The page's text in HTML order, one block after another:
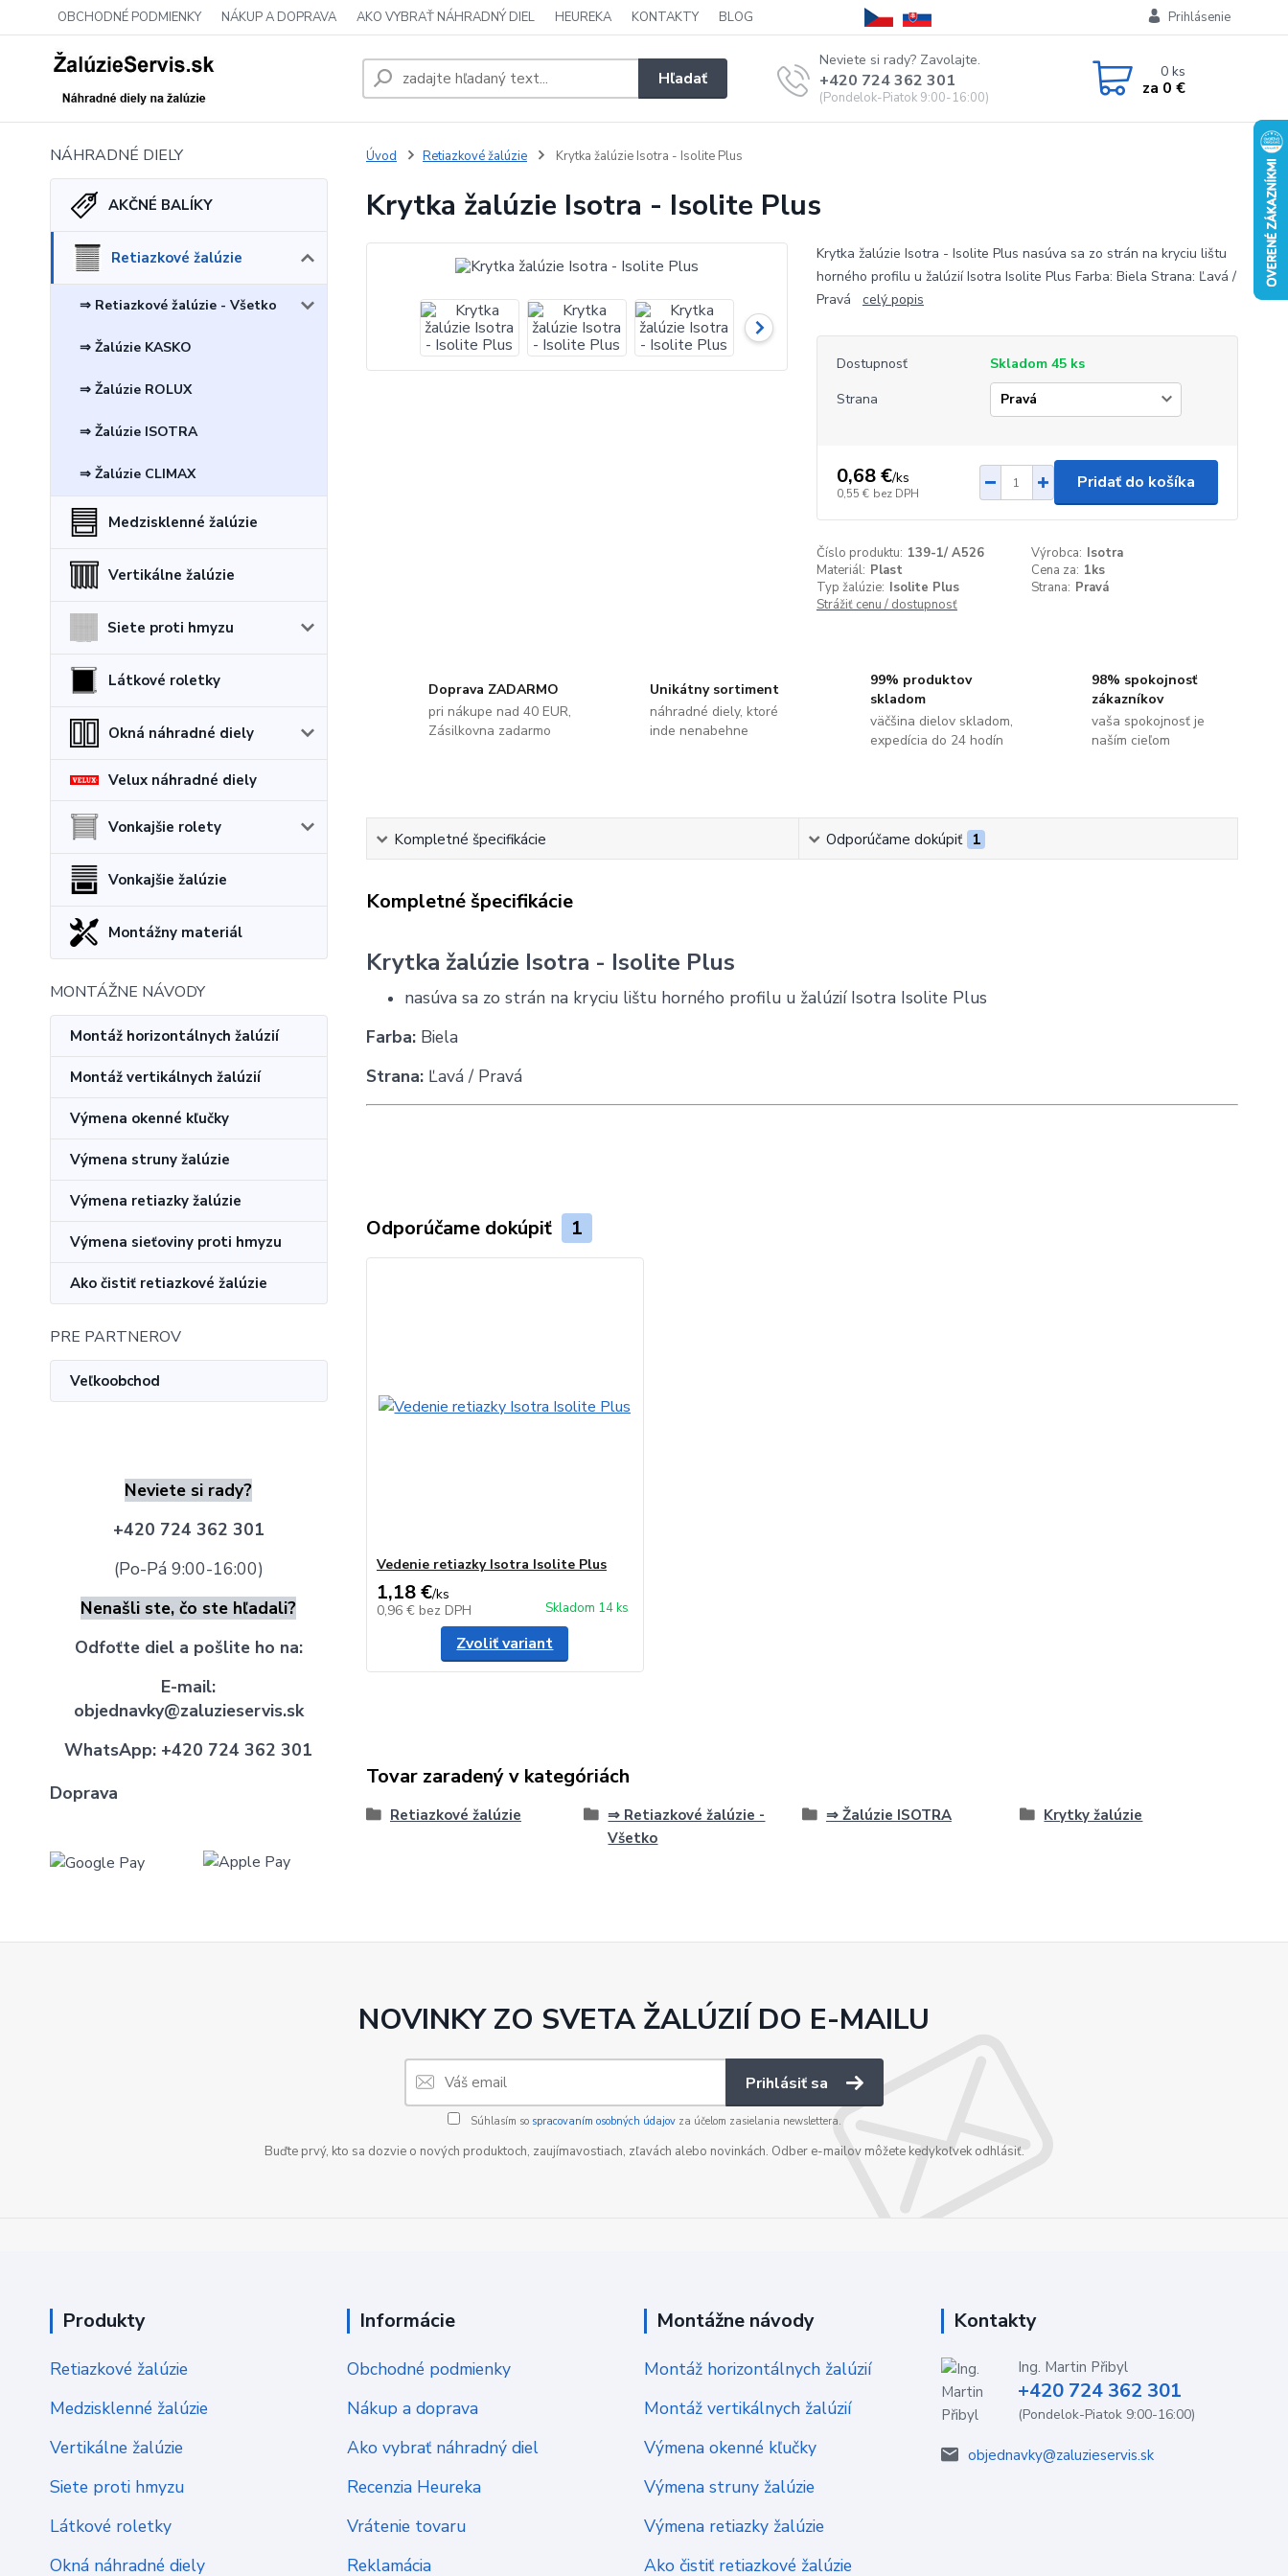
OBCHODNÉ PODMIENKY NÁKUP A DOPRAVA AKO VYBRAŤ NÁHRADNÝ DIEL HEUREKA KONTAKTY BLOG Prihlásenie
Hľadať
Neviete si rady? Zavolajte.
+420 724 362 301
(Pondelok-Piatok 9:00-16:00)
0ks
za 0 €
NÁHRADNÉ DIELY
AKČNÉ BALÍKY
Retiazkové žalúzie
⇒ Retiazkové žalúzie - Všetko
⇒ Žalúzie KASKO
⇒ Žalúzie ROLUX
⇒ Žalúzie ISOTRA
⇒ Žalúzie CLIMAX
Medzisklenné žalúzie
Vertikálne žalúzie
Siete proti hmyzu
Látkové roletky
Okná náhradné diely
Velux náhradné diely
Vonkajšie rolety
Vonkajšie žalúzie
Montážny materiál
MONTÁŽNE NÁVODY
Montáž horizontálnych žalúzií
Montáž vertikálnych žalúzií
Výmena okenné kľučky
Výmena struny žalúzie
Výmena retiazky žalúzie
Výmena sieťoviny proti hmyzu
Ako čistiť retiazkové žalúzie
PRE PARTNEROV
Veľkoobchod
Neviete si rady?
+420 724 362 301
(Po-Pá 9:00-16:00)
Nenašli ste, čo ste hľadali?
Odfoťte diel a pošlite ho na:
E-mail:
objednavky@zaluzieservis.sk
WhatsApp: +420 724 362 301
Doprava
Úvod Retiazkové žalúzie Krytka žalúzie Isotra - Isolite Plus
Krytka žalúzie Isotra - Isolite Plus
Krytka žalúzie Isotra - Isolite Plus nasúva sa zo strán na kryciu lištu
horného profilu u žalúzií Isotra Isolite Plus Farba: Biela Strana: Ľavá /
Pravá celý popis
Dostupnosť
Skladom 45 ks
Strana
0,68 €/ks
0,55 € bez DPH
Pridať do košíka
Číslo produktu: 139-1/ A526 Výrobca: Isotra
Materiál: Plast Cena za: 1ks
Typ žalúzie: Isolite Plus Strana: Pravá
Strážiť cenu / dostupnosť
Doprava ZADARMO
pri nákupe nad 40 EUR,
Zásilkovna zadarmo
Unikátny sortiment
náhradné diely, ktoré
inde nenabehne
99% produktov
skladom
väčšina dielov skladom,
expedícia do 24 hodín
98% spokojnosť
zákazníkov
vaša spokojnosť je
naším cieľom
Kompletné špecifikácie Odporúčame dokúpiť 1
Kompletné špecifikácie
Krytka žalúzie Isotra - Isolite Plus
nasúva sa zo strán na kryciu lištu horného profilu u žalúzií Isotra Isolite Plus
Farba:Biela
Strana:Ľavá / Pravá
Odporúčame dokúpiť 1
Vedenie retiazky Isotra Isolite Plus
1,18 €/ks
0,96 € bez DPH Skladom 14 ks
Zvoliť variant
Tovar zaradený v kategóriách
Retiazkové žalúzie
⇒ Retiazkové žalúzie -
Všetko
⇒ Žalúzie ISOTRA Krytky žalúzie
NOVINKY ZO SVETA ŽALÚZIÍ DO E-MAILU
Prihlásiť sa
Súhlasím so spracovaním osobných údajovza účelom zasielania newslettera.
Buďte prvý, kto sa dozvie o nových produktoch, zaujímavostiach, zľavách alebo novinkách. Odber e-mailov môžete kedykoľvek odhlásiť.
Produkty
Retiazkové žalúzie
Medzisklenné žalúzie
Vertikálne žalúzie
Siete proti hmyzu
Látkové roletky
Okná náhradné diely
Informácie
Obchodné podmienky
Nákup a doprava
Ako vybrať náhradný diel
Recenzia Heureka
Vrátenie tovaru
Reklamácia
Montážne návody
Montáž horizontálnych žalúzií
Montáž vertikálnych žalúzií
Výmena okenné kľučky
Výmena struny žalúzie
Výmena retiazky žalúzie
Ako čistiť retiazkové žalúzie
Kontakty
Ing. Martin Přibyl
+420 724 362 301
(Pondelok-Piatok 9:00-16:00)
objednavky@zaluzieservis.sk